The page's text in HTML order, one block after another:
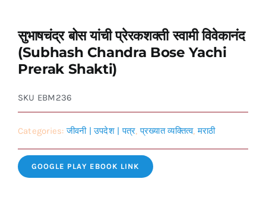
सुभाषचंद्र बोस यांची प्रेरकशक्ती स्वामी विवेकानंद
(Subhash Chandra Bose Yachi
Prerak Shakti)
SKU EBM236
Categories:जीवनी | उपदेश | पत्र,प्रख्यात व्यक्तित्व,मराठी
GOOGLE PLAY EBOOK LINK